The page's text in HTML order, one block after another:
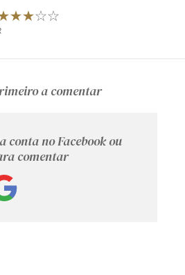
a comentar
conta no Facebook ou
comentar